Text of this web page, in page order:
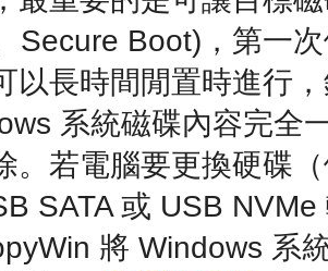
Secure Boot)，第一
以長時間閒置時進行
系統磁碟內容完全
。若電腦要更換硬碟
SATA 或 USB
將 Windows 系